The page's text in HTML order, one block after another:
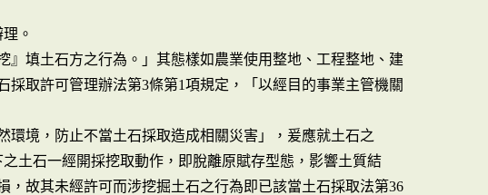
。
填土石方之行為。」其態樣如農業使用整地、工程整地、建
取許可管理辦法第3條第1項規定，「以經目的事業主管機關
境，防止不當土石採取造成相關災害」，爰應就土石之
土石一經開採挖取動作，即脫離原賦存型態，影響土質結
故其未經許可而涉挖掘土石之行為即已該當土石採取法第36